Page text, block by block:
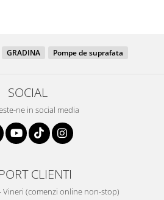
GRADINA Pompe de suprafata
SOCIAL
ne in social media
CLIENTI
Vineri (comenzi online non-stop)